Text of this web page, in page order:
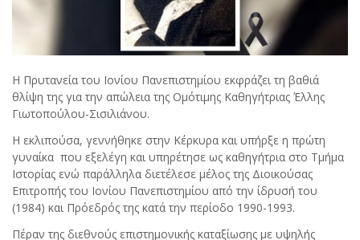
Η Πρυτανεία του Ιονίου Πανεπιστημίου εκφράζει τη βαθιά
θλίψη της για την απώλεια της Ομότιμης Καθηγήτριας Έλλης
Γιωτοπούλου-Σισιλιάνου.
Η εκλιπούσα, γεννήθηκε στην Κέρκυρα και υπήρξε η πρώτη
γυναίκα που εξελέγη και υπηρέτησε ως καθηγήτρια στο Τμήμα
Ιστορίας ενώ παράλληλα διετέλεσε μέλος της Διοικούσας
Επιτροπής του Ιονίου Πανεπιστημίου από την ίδρυσή του
(1984) και Πρόεδρός της κατά την περίοδο 1990-1993.
Πέραν της διεθνούς επιστημονικής καταξίωσης με υψηλής